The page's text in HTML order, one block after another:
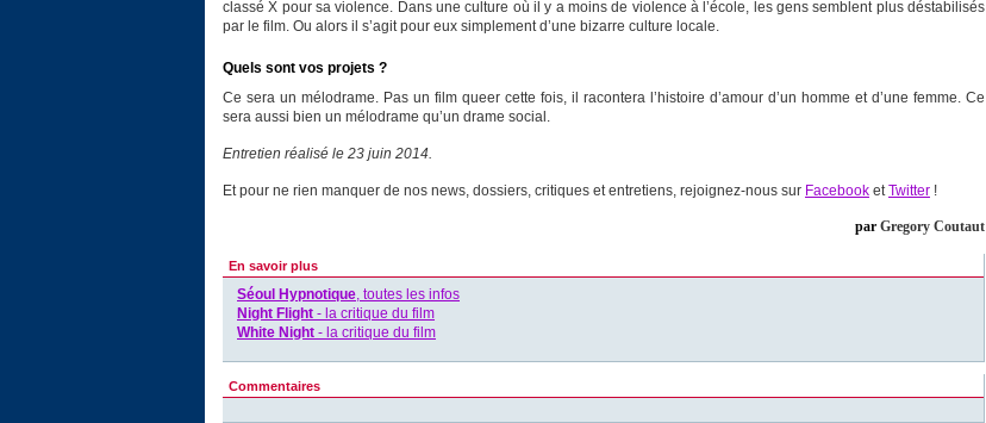
classé X pour sa violence. Dans une culture où il y a moins de violence à l’école, les gens semblent plus déstabilisés
par le film. Ou alors il s’agit pour eux simplement d’une bizarre culture locale.
Quels sont vos projets ?
Ce sera un mélodrame. Pas un film queer cette fois, il racontera l’histoire d’amour d’un homme et d’une femme. Ce
sera aussi bien un mélodrame qu’un drame social.
Entretien réalisé le 23 juin 2014.
Et pour ne rien manquer de nos news, dossiers, critiques et entretiens, rejoignez-nous sur Facebook etTwitter !
par Gregory Coutaut
En savoir plus
Séoul Hypnotique, toutes les infos
Night Flight - la critique du film
White Night - la critique du film
Commentaires